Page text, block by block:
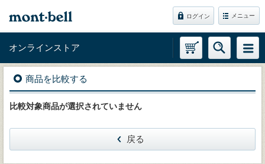
ログイン メニュー
オンラインストア
商品を比較する
比較対象商品が選択されていません
戻る